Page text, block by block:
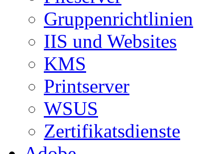
Gruppenrichtlinien
IIS und Websites
KMS
Printserver
WSUS
Zertifikatsdienste